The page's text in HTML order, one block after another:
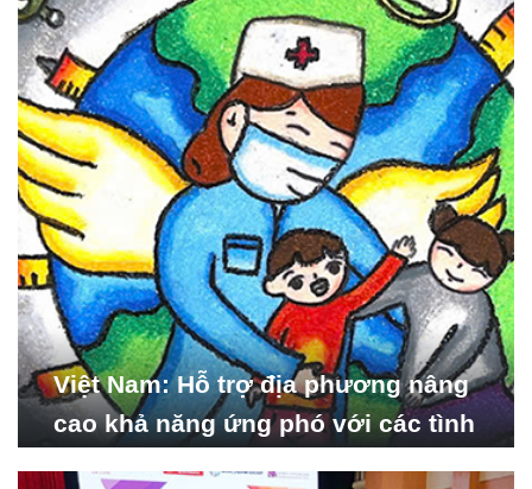
hội_ISDS)
Việt Nam: Hỗ trợ địa phương nâng
cao khả năng ứng phó với các tình